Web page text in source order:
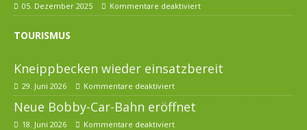
05. Dezember 2025 Kommentare deaktiviert
TOURISMUS
Kneippbecken wieder einsatzbereit
29. Juni 2026 Kommentare deaktiviert
Neue Bobby-Car-Bahn eröffnet
18. Juni 2026 Kommentare deaktiviert